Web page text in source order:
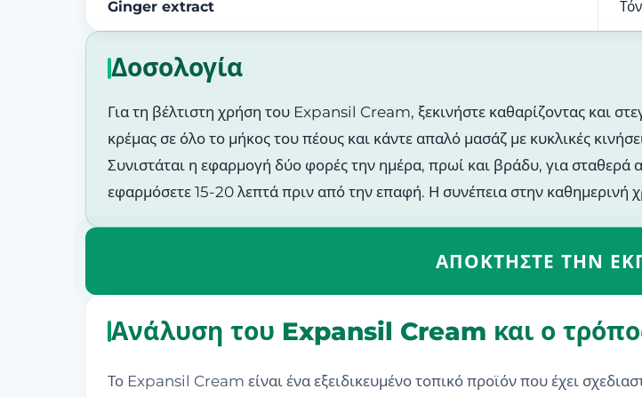
Ginger extract
Δοσολογία
Για τη βέλτιστη χρήση του Expansil Cream, ξεκινήστε καθαρίζοντας και
κρέμας σε όλο το μήκος του πέους και κάντε απαλό μασάζ με κυκλικές
Συνιστάται η εφαρμογή δύο φορές την ημέρα, πρωί και βράδυ, για σταθερά
εφαρμόσετε 15-20 λεπτά πριν από την επαφή. Η συνέπεια στην καθημερινή
ΑΠΟΚΤΉΣΤΕ ΤΗΝ
Ανάλυση του Expansil Cream και ο
Το Expansil Cream είναι ένα εξειδικευμένο τοπικό προϊόν που έχει